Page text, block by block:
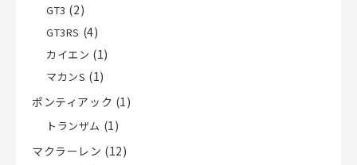
GT3 (2)
GT3RS (4)
カイエン (1)
マカンS (1)
ポンティアック (1)
トランザム (1)
マクラーレン (12)